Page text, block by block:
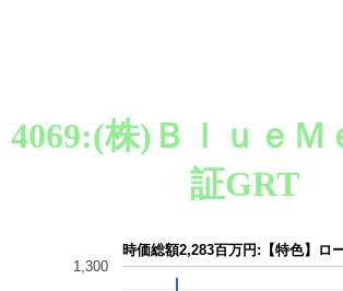
4069:(株)ＢｌｕｅＭ
証GRT
時価総額2,283百万円:【特色】ロ
1,300